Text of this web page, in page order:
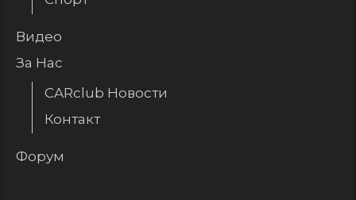
Видео
За Нас
CARclub Новости
Контакт
Форум